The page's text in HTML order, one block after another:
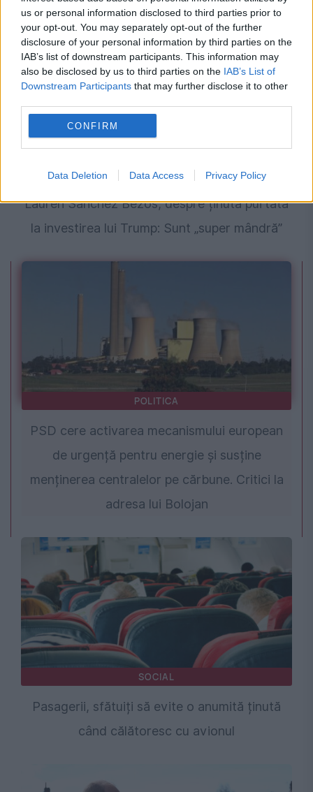
us or personal information disclosed to third parties prior to
your opt-out. You may separately opt-out of the further
disclosure of your personal information by third parties on the
IAB’s list of downstream participants. This information may
also be disclosed by us to third parties on the IAB’s List of
Downstream Participants that may further disclose it to other
CONFIRM
Data Deletion Data Access Privacy Policy
MONDEN
Lauren Sánchez Bezos, despre ținuta purtată
la investirea lui Trump: Sunt „super mândră”
POLITICA
PSD cere activarea mecanismului european
de urgență pentru energie și susține
menținerea centralelor pe cărbune. Critici la
adresa lui Bolojan
SOCIAL
Pasagerii, sfătuiți să evite o anumită ținută
când călătoresc cu avionul